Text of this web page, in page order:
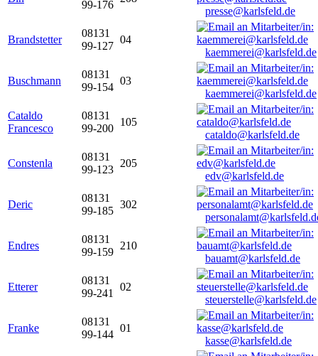
99-176
presse@karlsfeld.de
Brandstetter
08131
99-127
04
kaemmerei@karlsfeld.de
Buschmann
08131
99-154
03
kaemmerei@karlsfeld.de
Cataldo
Francesco
08131
99-200
105
cataldo@karlsfeld.de
Constenla
08131
99-123
205
edv@karlsfeld.de
Deric
08131
99-185
302
Endres
08131
99-159
210
bauamt@karlsfeld.de
Etterer
08131
99-241
02
steuerstelle@karlsfeld.de
Franke
08131
99-144
01
kasse@karlsfeld.de